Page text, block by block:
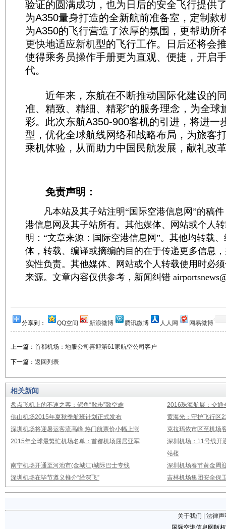
验证的圆满成功，也为日后的安全飞行提供
为A350量身打造的全新航前准备室，定制款
为A350的飞行营造了浓厚的氛围，更帮助所
更快地适应新机型的飞行工作。日后还将会
使得乘务员操作手册更为直观、便捷，开启
代。
近年来，东航在不断推动国际化建设的同
准、精致、精细、精彩”的服务理念，为全球
彩。此次东航A350-900客机的引进，将进一
型，优化全球航线网络和战略布局，为旅客
乘机体验，从而助力中国民航发展，献礼改
免责声明：
凡本站及其子站注明“国际空港信息网”的稿件
港信息网及其子站所有。其他媒体、网站或个人
明：“文章来源：国际空港信息网”。其他均转载
体，转载、编译或摘编的目的在于传递更多信息
实性负责。其他媒体、网站或个人转载使用时必
来源。文章内容仅供参考，新闻纠错
分享到： QQ空间 新浪微博 腾讯微博 人人网 网易微博
上一篇： 首都机场：地服公司喜迎第61家航空公司客户
下一篇： 返回列表
相关新闻
盘点飞机上的不速之客：鳄鱼“散步”致空难
2016珠海航展：交通
佛山机场2015年夏秋季航班计划正式发布
黄海光：守护飞行区
深圳机场将迎暑运客流高峰 热门航票价小幅上涨
克拉玛依市区至机场
2015年全球最繁忙机场名单：首都机场屈居亚军
深圳机场：11号线开
站楼
南宁机场开通至河池市(金城江)城际巴士专线
深圳机场春节黄金周
深圳机场在毕节遵义推介“经深飞”
吉林机场集团安全保
关于我们
法律声
国际空港信息网版